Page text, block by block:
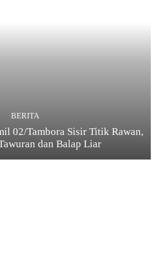
BERITA
02/Tambora Sisir Titik Rawan,
dan Balap Liar